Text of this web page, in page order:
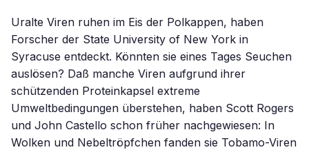
Uralte Viren ruhen im Eis der Polkappen, haben
Forscher der State University of New York in
Syracuse entdeckt. Könnten sie eines Tages Seuchen
auslösen? Daß manche Viren aufgrund ihrer
schützenden Proteinkapsel extreme
Umweltbedingungen überstehen, haben Scott Rogers
und John Castello schon früher nachgewiesen: In
Wolken und Nebeltröpfchen fanden sie Tobamo-Viren